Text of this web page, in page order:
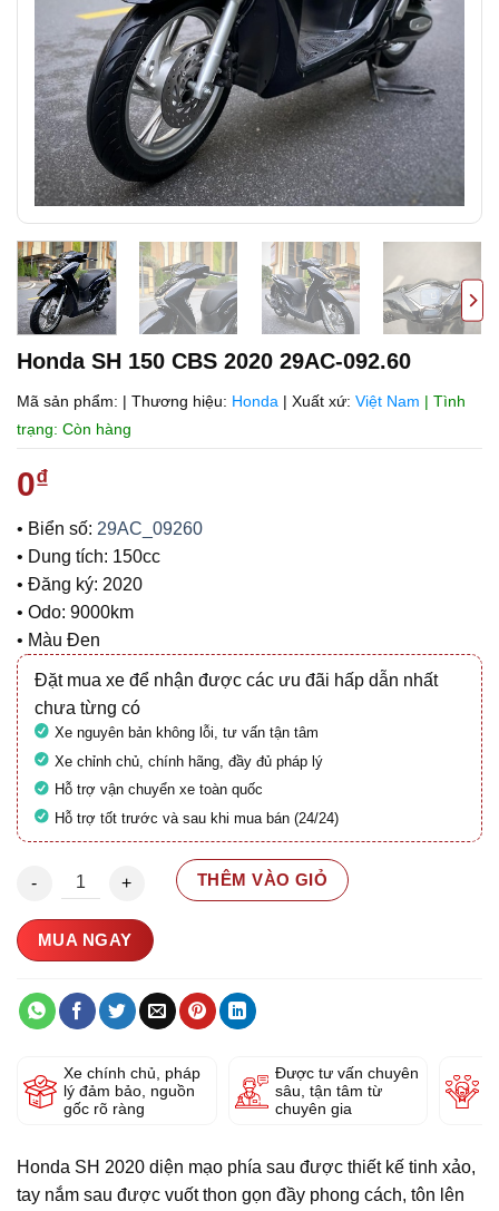
Honda SH 150 CBS 2020 29AC-092.60
Mã sản phẩm: | Thương hiệu: Honda | Xuất xứ: Việt Nam | Tình
trạng: Còn hàng
0₫
• Biển số: 29AC_09260
• Dung tích: 150cc
• Đăng ký: 2020
• Odo: 9000km
• Màu Đen
Đặt mua xe để nhận được các ưu đãi hấp dẫn nhất
chưa từng có
Xe nguyên bản không lỗi, tư vấn tận tâm
Xe chỉnh chủ, chính hãng, đầy đủ pháp lý
Hỗ trợ vận chuyển xe toàn quốc
Hỗ trợ tốt trước và sau khi mua bán (24/24)
Honda SH 150 CBS 2020 29AC-092.60 số lượng
THÊM VÀO GIỎ
MUA NGAY
Xe chính chủ, pháp
lý đảm bảo, nguồn
gốc rõ ràng
Được tư vấn chuyên
sâu, tận tâm từ
chuyên gia
Honda SH 2020 diện mạo phía sau được thiết kế tinh xảo,
tay nắm sau được vuốt thon gọn đầy phong cách, tôn lên